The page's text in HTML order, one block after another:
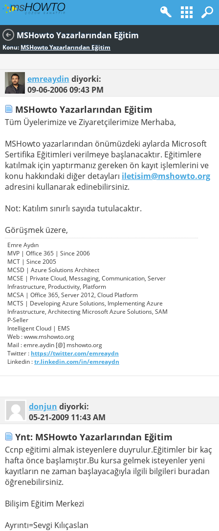
MSHowto Yazarlarından Eğitim
Konu: MSHowto Yazarlarından Eğitim
emreaydin diyorki:
09-06-200609:43 PM
MSHowto Yazarlarından Eğitim
Tüm Üyelerimize ve Ziyaretçilerimize Merhaba,
MSHowto yazarlarından önümüzdeki aylarda Microsoft
Sertifika Eğitimleri verilmeye başlanacaktır. Eğitimlere
katılmak için yaptırmanız gereken ön kayıt işlemlerini ve
konu hakkındaki diğer detayları iletisim@mshowto.org
adresini kullanarak edinebilirsiniz.
Not: Katılım sınırlı sayıda tutulacaktır.
Görüşmek üzere,
Emre Aydın
MVP | Office 365 | Since 2006
MCT | Since 2005
MCSD | Azure Solutions Architect
MCSE | Private Cloud, Messaging, Communication, Server
Infrastructure, Productivity, Platform
MCSA | Office 365, Server 2012, Cloud Platform
MCTS | Developing Azure Solutions, Implementing Azure
Infrastructure, Architecting Microsoft Azure Solutions, SAM
P-Seller
Intelligent Cloud | EMS
Web : www.mshowto.org
Mail : emre.aydin [@] mshowto.org
Twitter : https://twitter.com/emreaydn
Linkedin :tr.linkedin.com/in/emreaydn
donjun diyorki:
05-21-2009 11:43 AM
Ynt: MSHowto Yazarlarından Eğitim
Ccnp eğitimi almak isteyenlere duyrulur.Eğitimler bir kaç
hafta önce başlamıştır.Bu kursa gelmek isteyenler yeni
kayıtların ne zaman başlayacağıyla ilgili bilgileri buradan
öğrenebilirsiniz.
Bilişim Eğitim Merkezi
Ayrıntı=Sevgi Kılıçaslan